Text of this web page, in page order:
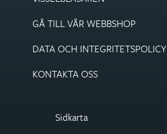
GÅ TILL VÅR WEBBSHOP
DATA OCH INTEGRITETS­POLICY
KONTAKTA OSS
Sidkarta